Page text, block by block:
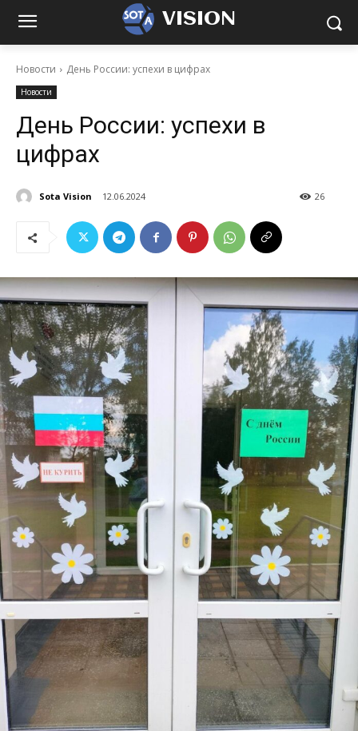
VISION
Новости День России: успехи в цифрах
Новости
День России: успехи в
цифрах
Sota Vision 12.06.2024 26